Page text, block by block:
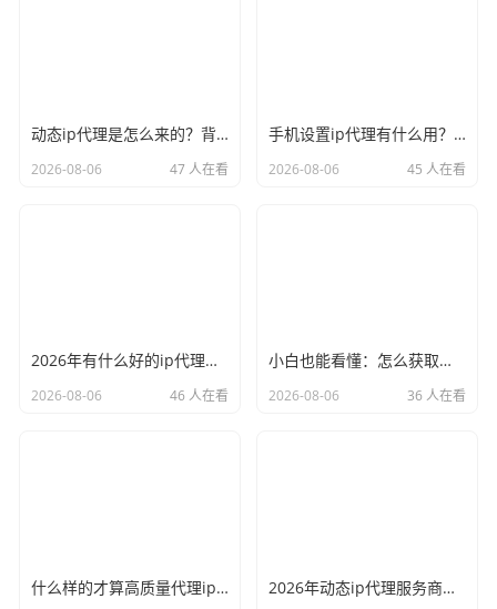
动态ip代理是怎么来的？背后的原理比你想象的精彩
2026-08-06 47 人在看
手机设置ip代理有什么用？不只是改定位那么简单
2026-08-06 45 人在看
2026年有什么好的ip代理软件？亲测后我只推荐这几个
2026-08-06 46 人在看
小白也能看懂：怎么获取代理ip和端口号，一步步教会你
2026-08-06 36 人在看
什么样的才算高质量代理ip？资深玩家总结了三个硬指标 2026年动态ip代理服务商有哪些？这份清单建议收藏